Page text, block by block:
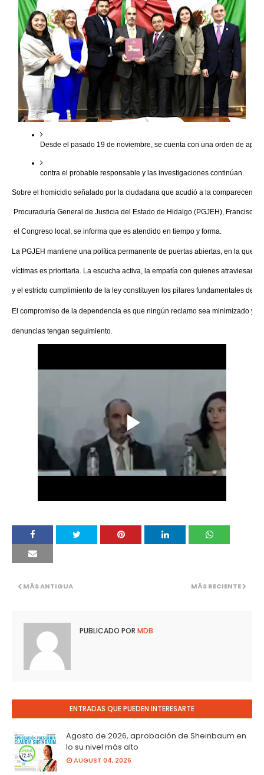
Desde el pasado 19 de noviembre, se cuenta con una orden de
contra el probable responsable y las investigaciones continúan.
Sobre el homicidio señalado por la ciudadana que acudió a la
Procuraduría General de Justicia del Estado de Hidalgo (PGJEH), Francisco
el Congreso local, se informa que es atendido en tiempo y forma.
La PGJEH mantiene una política permanente de puertas abiertas, en la que
víctimas es prioritaria. La escucha activa, la empatía con quienes atraviesan
y el estricto cumplimiento de la ley constituyen los pilares fundamentales de la
El compromiso de la dependencia es que ningún reclamo sea minimizado y
denuncias tengan seguimiento.
MÁS RECIENTE
MÁS ANTIGUA
PUBLICADO POR MDB
ENTRADAS QUE PUEDEN INTERESARTE
Agosto de 2026, aprobación de Sheinbaum en
lo su nivel más alto
AUGUST 04, 2026